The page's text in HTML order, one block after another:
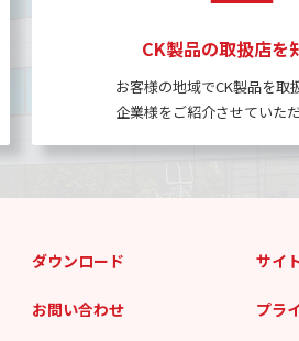
CK製品の取扱店を
お客様の地域でCK製品を取
企業様をご紹介させていただ
ダウンロード
お問い合わせ
サイ
プラ